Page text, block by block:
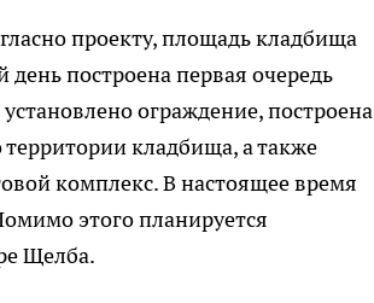
проекту, площадь кладбища
построена первая очередь
ограждение, построена
кладбища, а также
комплекс. В настоящее время
этого планируется
Щелба.